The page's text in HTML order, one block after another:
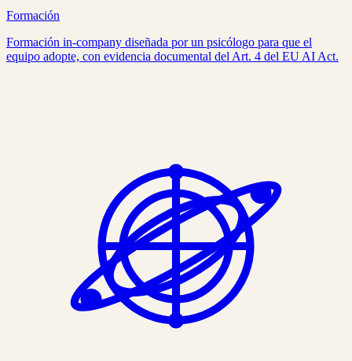
Formación
Formación in-company diseñada por un psicólogo para que el
equipo adopte, con evidencia documental del Art. 4 del EU AI Act.